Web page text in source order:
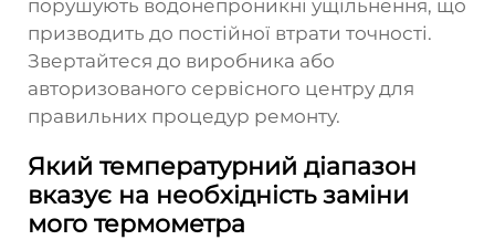
порушують водонепроникні ущільнення, що
призводить до постійної втрати точності.
Звертайтеся до виробника або
авторизованого сервісного центру для
правильних процедур ремонту.
Який температурний діапазон
вказує на необхідність заміни
мого термометра